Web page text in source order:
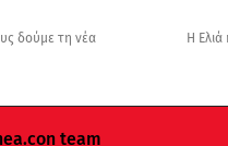
Η
δούμε τη νέα
team